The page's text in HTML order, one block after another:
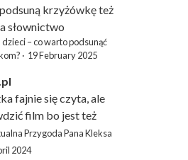
krzyżówkęteż
słownictwo
– co warto podsunąć
· 19 February 2025
fajnie się czyta, ale
film bo jest też
Przygoda Pana Kleksa
2024